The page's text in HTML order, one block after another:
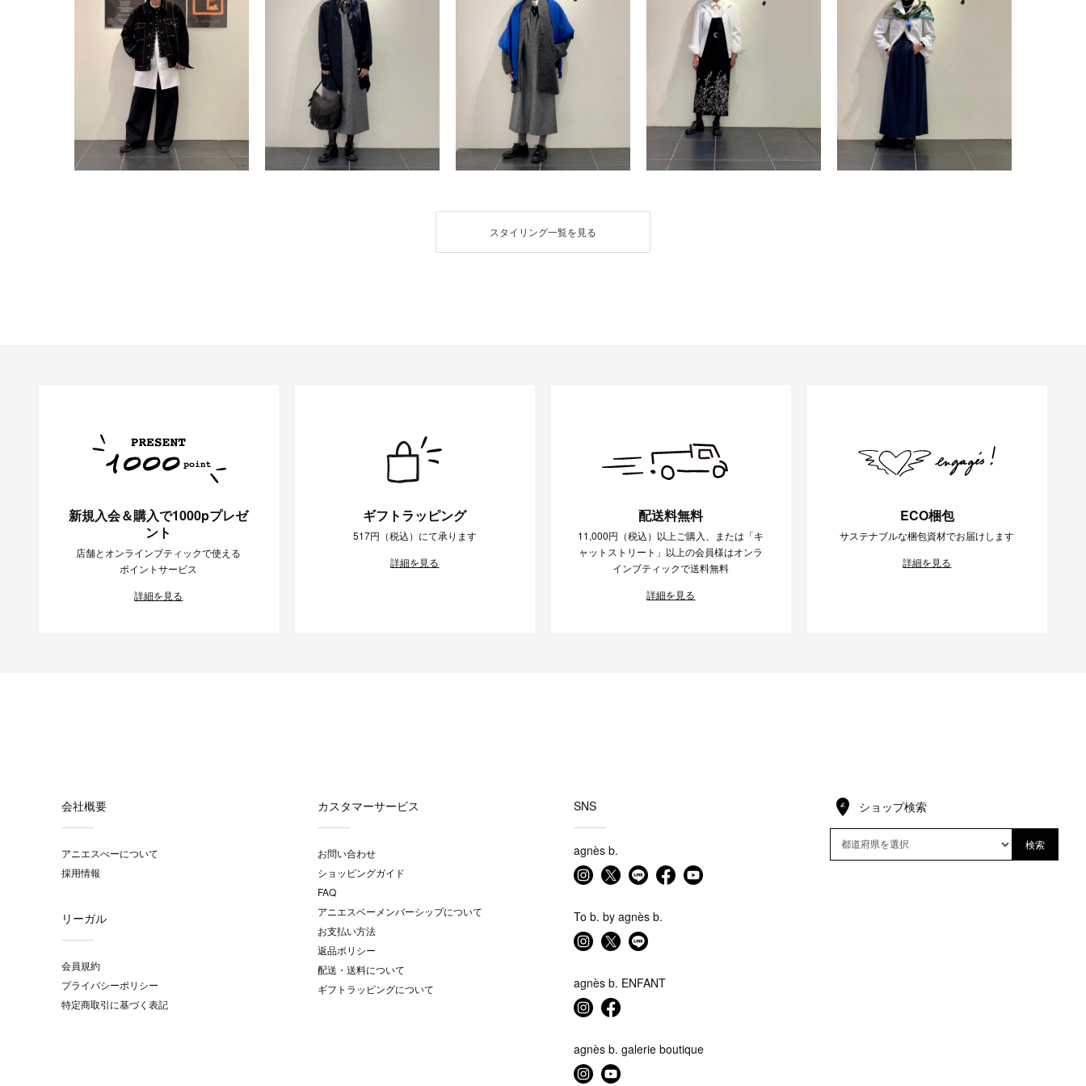
スタイリング一覧を見る
新規入会＆購入で1000pプレゼ
ント
店舗とオンラインブティックで使える
ポイントサービス
詳細を見る
ギフトラッピング
517円（税込）にて承ります
詳細を見る
配送料無料
11,000円（税込）以上ご購入、または「キ
ャットストリート」以上の会員様はオンラ
インブティックで送料無料
詳細を見る
ECO梱包
サステナブルな梱包資材でお届けします
詳細を見る
会社概要
アニエスべーについて
採用情報
リーガル
会員規約
プライバシーポリシー
特定商取引に基づく表記
カスタマーサービス
お問い合わせ
ショッピングガイド
FAQ
アニエスベーメンバーシップについて
お支払い方法
返品ポリシー
配送・送料について
ギフトラッピングについて
SNS
agnès b.
To b. by agnès b.
agnès b. ENFANT
agnès b. galerie boutique
ショップ検索
検索